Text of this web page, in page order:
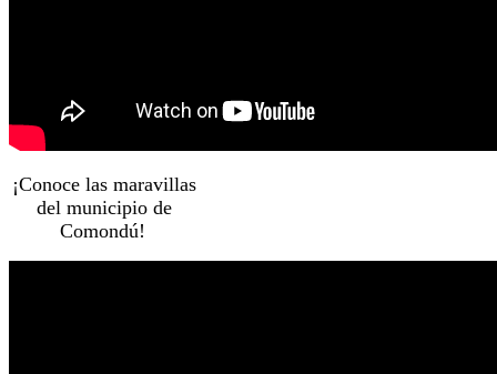
¡Conoce las maravillas
del municipio de
Comondú!